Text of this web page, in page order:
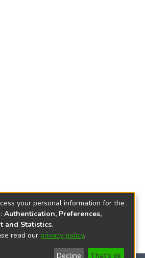
your personal information for the
Authentication, Preferences,
and Statistics.
read our privacy policy.
Decline That's ok